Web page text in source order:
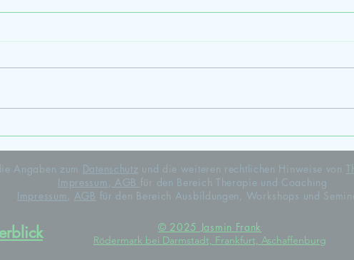
Angaben zum Datenschutz und die weiteren rechtlichen Hinweise von
Impressum , AGB für den Bereich Therapie und Coaching
Impressum , AGB für den Bereich Ausbildungen, Workshops und
© 2025 Jasmin Frank
Rödermark bei Darmstadt, Frankfurt, Aschaffenburg